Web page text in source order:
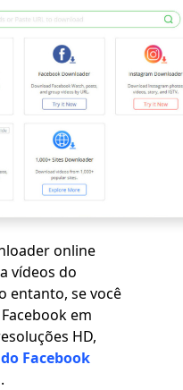
online
vídeos do
entanto, se você
em
HD,
Facebook